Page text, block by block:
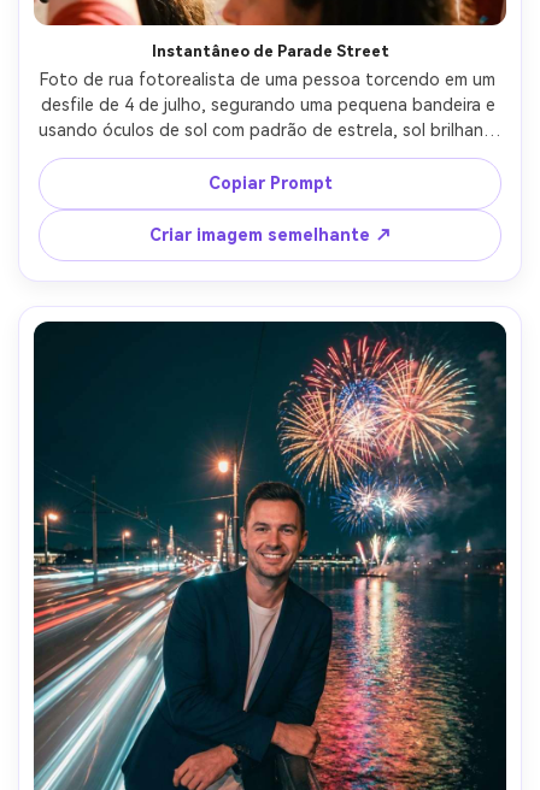
Instantâneo de Parade Street
Foto de rua fotorealista de uma pessoa torcendo em um
desfile de 4 de julho, segurando uma pequena bandeira e
usando óculos de sol com padrão de estrela, sol brilhante
do meio-dia, confeti no ar, banda de marcha borrada no
fundo, tirada no estilo Fujifilm X100V, 23mm equivalente,
molduras documentárias, destaques nítidos, cores
realistas-AR 4:5
Copiar Prompt
Criar imagem semelhante ↗